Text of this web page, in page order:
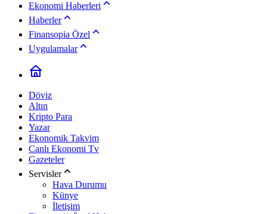
Ekonomi Haberleri
Haberler
Finansopia Özel
Uygulamalar
Döviz
Altın
Kripto Para
Yazar
Ekonomik Takvim
Canlı Ekonomi Tv
Gazeteler
Servisler
Hava Durumu
Künye
İletişim